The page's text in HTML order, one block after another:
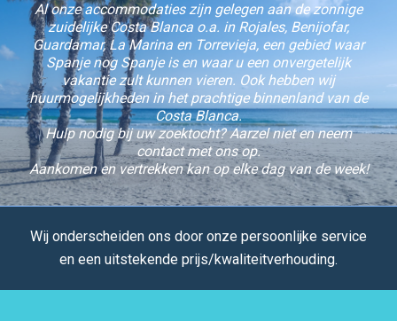
Al onze accommodaties zijn gelegen aan de zonnige
zuidelijke Costa Blanca o.a. in Rojales, Benijofar,
Guardamar, La Marina en Torrevieja, een gebied waar
Spanje nog Spanje is en waar u een onvergetelijk
vakantie zult kunnen vieren. Ook hebben wij
huurmogelijkheden in het prachtige binnenland van de
Costa Blanca.
Hulp nodig bij uw zoektocht? Aarzel niet en neem
contact met ons op.
Aankomen en vertrekken kan op elke dag van de week!
Wij onderscheiden ons door onze persoonlijke service
en een uitstekende prijs/kwaliteitverhouding.